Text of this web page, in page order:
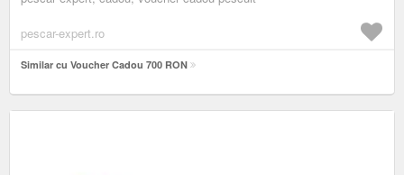
pescar-expert.ro
Similar cu Voucher Cadou 700 RON